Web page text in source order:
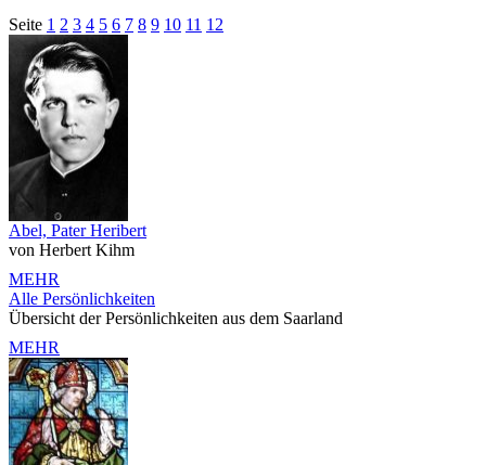
Seite 1 2 3 4 5 6 7 8 9 10 11 12
Abel, Pater Heribert
von Herbert Kihm
MEHR
Alle Persönlichkeiten
Übersicht der Persönlichkeiten aus dem Saarland
MEHR